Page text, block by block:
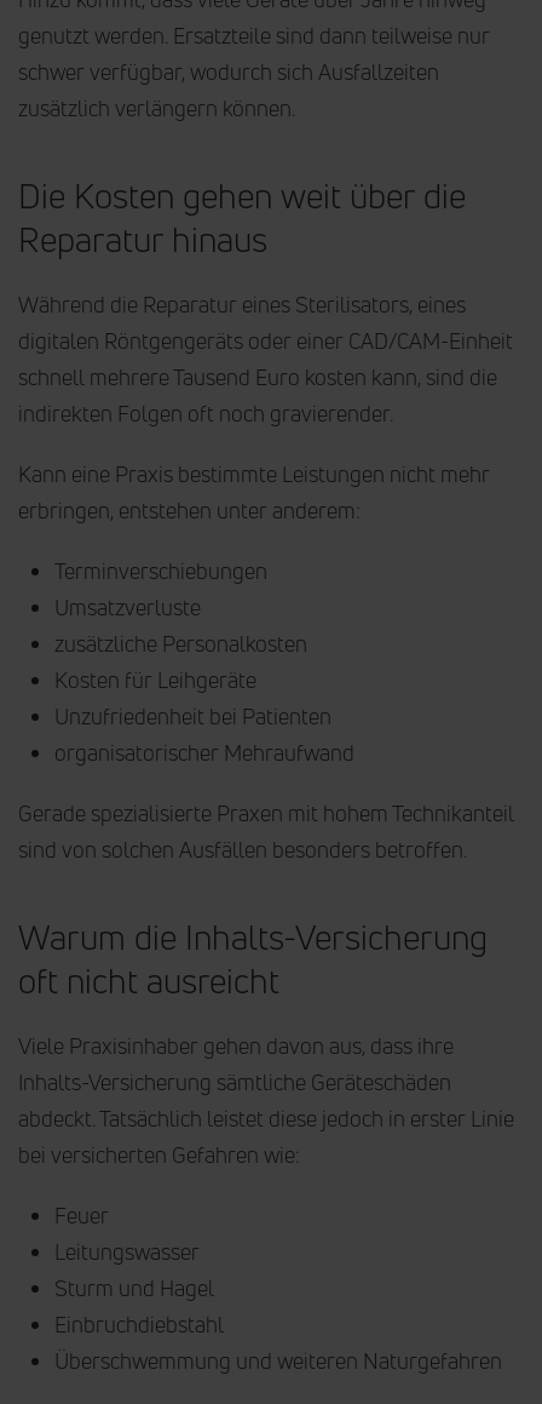
genutzt werden. Ersatzteile sind dann teilweise nur
schwer verfügbar, wodurch sich Ausfallzeiten
zusätzlich verlängern können.
Die Kosten gehen weit über die
Reparatur hinaus
Während die Reparatur eines Sterilisators, eines
digitalen Röntgengeräts oder einer CAD/CAM-Einheit
schnell mehrere Tausend Euro kosten kann, sind die
indirekten Folgen oft noch gravierender.
Kann eine Praxis bestimmte Leistungen nicht mehr
erbringen, entstehen unter anderem:
Terminverschiebungen
Umsatzverluste
zusätzliche Personalkosten
Kosten für Leihgeräte
Unzufriedenheit bei Patienten
organisatorischer Mehraufwand
Gerade spezialisierte Praxen mit hohem Technikanteil
sind von solchen Ausfällen besonders betroffen.
Warum die Inhalts-Versicherung
oft nicht ausreicht
Viele Praxisinhaber gehen davon aus, dass ihre
Inhalts-Versicherung sämtliche Geräteschäden
abdeckt. Tatsächlich leistet diese jedoch in erster Linie
bei versicherten Gefahren wie:
Feuer
Leitungswasser
Sturm und Hagel
Einbruchdiebstahl
Überschwemmung und weiteren Naturgefahren